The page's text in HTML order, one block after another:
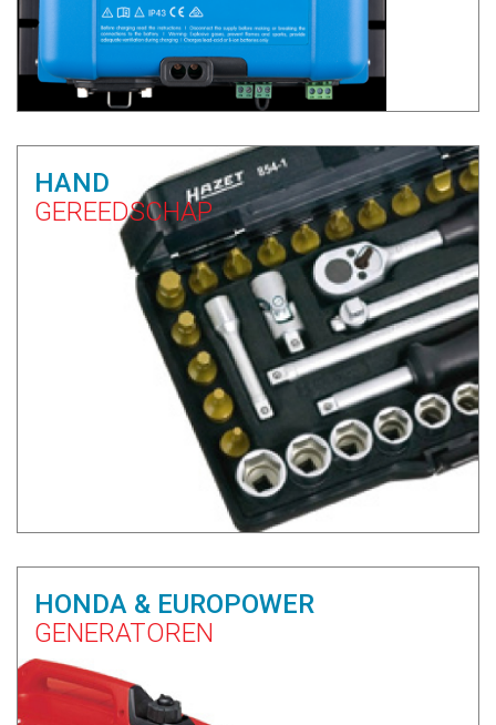
HAND
GEREEDSCHAP
HONDA & EUROPOWER
GENERATOREN